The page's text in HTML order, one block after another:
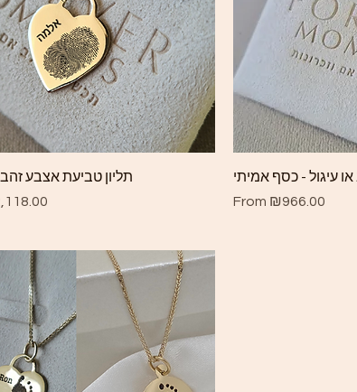
Quick View
תליון טביעת אצבע זהב 14 קראט
עיגול - כסף אמיתי
From ₪966.00
Sale Price